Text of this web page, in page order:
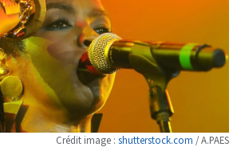
Crédit image : shutterstock.com / A.PAES